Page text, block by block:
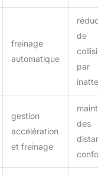
freinage
automatique
de
par
gestion
accélération
et freinage
des